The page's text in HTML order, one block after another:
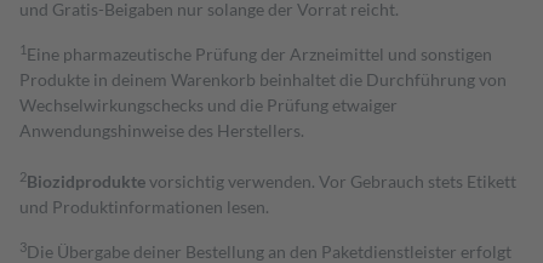
und Gratis-Beigaben nur solange der Vorrat reicht.
1 Eine pharmazeutische Prüfung der Arzneimittel und sonstigen
Produkte in deinem Warenkorb beinhaltet die Durchführung von
Wechselwirkungschecks und die Prüfung etwaiger
Anwendungshinweise des Herstellers.
2Biozidproduktevorsichtig verwenden. Vor Gebrauch stets Etikett
und Produktinformationen lesen.
3Die Übergabe deiner Bestellung an den Paketdienstleister erfolgt